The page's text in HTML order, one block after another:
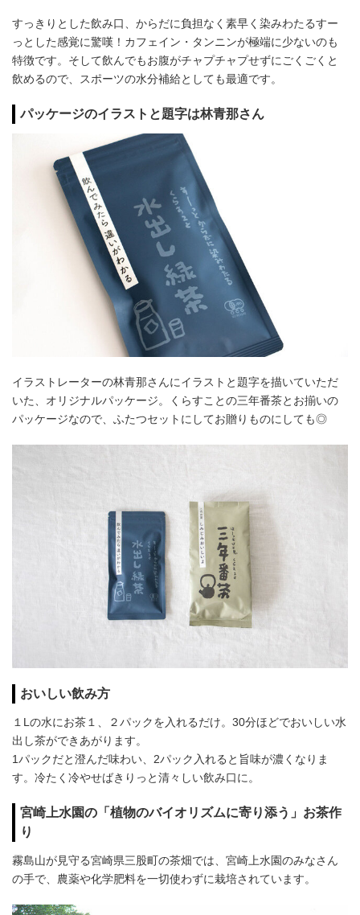
すっきりとした飲み口、からだに負担なく素早く染みわたるすー
っとした感覚に驚嘆！カフェイン・タンニンが極端に少ないのも
特徴です。そして飲んでもお腹がチャプチャプせずにごくごくと
飲めるので、スポーツの水分補給としても最適です。
パッケージのイラストと題字は林青那さん
イラストレーターの林青那さんにイラストと題字を描いていただ
いた、オリジナルパッケージ。くらすことの三年番茶とお揃いの
パッケージなので、ふたつセットにしてお贈りものにしても◎
おいしい飲み方
１Lの水にお茶１、２パックを入れるだけ。30分ほどでおいしい水
出し茶ができあがります。
1パックだと澄んだ味わい、2パック入れると旨味が濃くなりま
す。冷たく冷やせばきりっと清々しい飲み口に。
宮崎上水園の「植物のバイオリズムに寄り添う」お茶作
り
霧島山が見守る宮崎県三股町の茶畑では、宮崎上水園のみなさん
の手で、農薬や化学肥料を一切使わずに栽培されています。